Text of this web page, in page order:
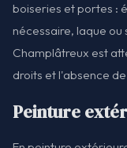
boiseries et portes :
nécessaire, laque ou
Champlâtreux est
droits et l'absence
Peinture